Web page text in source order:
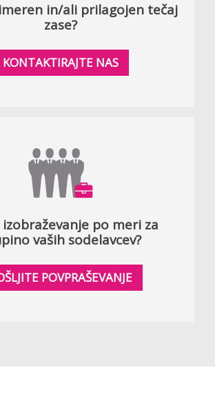
in/ali prilagojen tečaj
zase?
KONTAKTIRAJTE NAS
izobraževanje po meri za
vaših sodelavcev?
POVPRAŠEVANJE